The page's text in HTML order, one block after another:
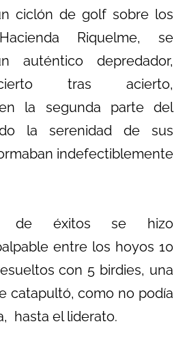
ciclón de golf sobre los
Riquelme, se
auténtico depredador,
tras acierto,
la segunda parte del
la serenidad de sus
indefectiblemente
de éxitos se hizo
entre los hoyos 10
con 5 birdies, una
catapultó, como no podía
hasta el liderato.